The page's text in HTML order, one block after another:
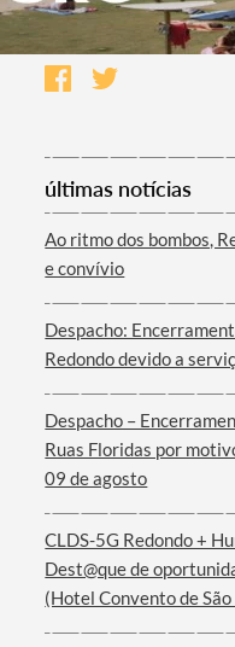
Termo de
Categorias gerais
últimas notícias
Ao ritmo dos bombos,
e convívio
Despacho:
Redondo devido a
Despacho –
Ruas Floridas por
09 de agosto
CLDS-5G Redondo +
Dest@que de
(Hotel Convento de São